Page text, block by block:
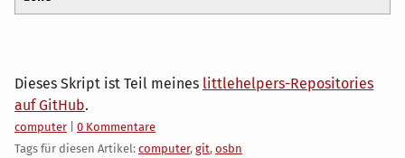
Dieses Skript ist Teil meines littlehelpers-Repositories
auf GitHub.
Kategorien:
computer
0 Kommentare
Tags für diesen Artikel: computer, git, osbn